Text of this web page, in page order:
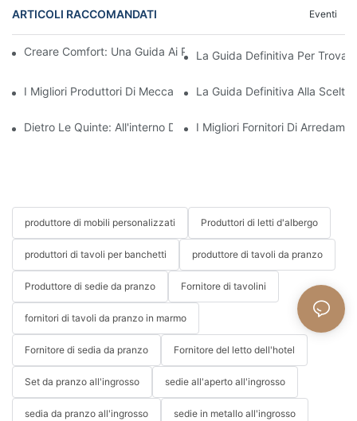
ARTICOLI RACCOMANDATI Eventi
Creare Comfort: Una Guida Ai Produttori Di Divani Personalizzati
La Guida Definitiva Per
I Migliori Produttori Di Meccanismi Per Divani Letto: Qualità E
La Guida Definitiva Alla Scelta
Dietro Le Quinte: All'interno Di Una Fabbrica Di Mobili Per Hotel
I Migliori Fornitori Di
produttore di mobili personalizzati Produttori di letti d'albergo
produttori di tavoli per banchetti produttore di tavoli da pranzo
Produttore di sedie da pranzo Fornitore di tavolini
fornitori di tavoli da pranzo in marmo
Fornitore di sedia da pranzo Fornitore del letto dell'hotel
Set da pranzo all'ingrosso sedie all'aperto all'ingrosso
sedia da pranzo all'ingrosso sedie in metallo all'ingrosso